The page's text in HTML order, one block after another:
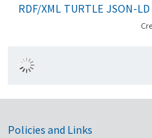
RDF/XML TURTLE JSON-LD
Government
Policies and Links